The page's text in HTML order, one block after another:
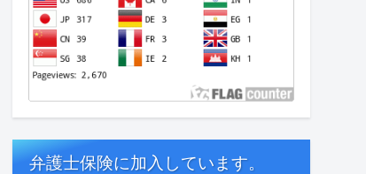
弁護士保険に加入しています。